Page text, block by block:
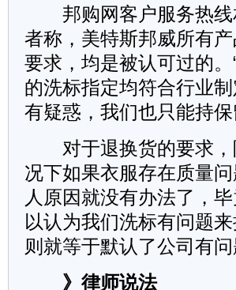
邦购网客户服务热线
者称，美特斯邦威所有
要求，均是被认可过的。
的洗标指定均符合行业
有疑惑，我们也只能持保
对于退换货的要求，
况下如果衣服存在质量
人原因就没有办法了，
以认为我们洗标有问题
则就等于默认了公司有问
》律师说法